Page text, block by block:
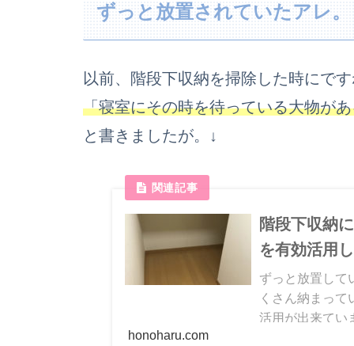
ずっと放置されていたアレ。
以前、階段下収納を掃除した時にで
「寝室にその時を待っている大物が
と書きましたが。↓
階段下収納
を有効活用
ずっと放置して
くさん納まっ
活用が出来てい
honoharu.com